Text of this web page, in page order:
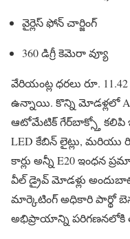
వైర్లెస్ ఫోన్ చార్జింగ్
360 డిగ్రీ కెమెరా వ్యూ
వేరియంట్ల ధరలు రూ. 11.42
ఉన్నాయి. కొన్ని మోడళ్లలో
ఆటోమేటిక్ గేర్‌బాక్స్తో కలిపి
LED కేబిన్ లైట్లు,
కార్లు అన్నీ E20 ఇంధన
వీల్ డ్రైవ్ మోడళ్లు
మార్కెటింగ్ అధికారి పార్థో
అభిప్రాయాన్ని పరిగణనలోకి